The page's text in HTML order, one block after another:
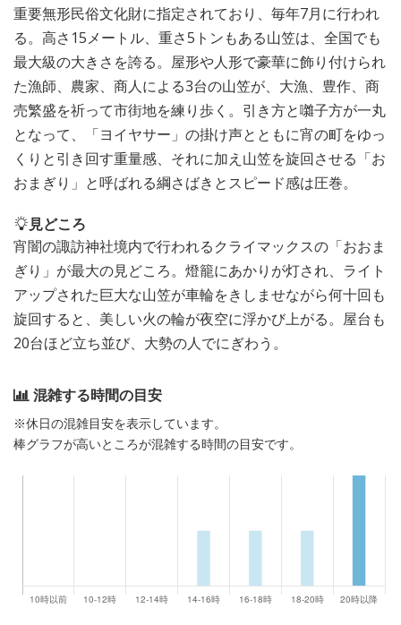
重要無形民俗文化財に指定されており、毎年7月に行われ
る。高さ15メートル、重さ5トンもある山笠は、全国でも
最大級の大きさを誇る。屋形や人形で豪華に飾り付けられ
た漁師、農家、商人による3台の山笠が、大漁、豊作、商
売繁盛を祈って市街地を練り歩く。引き方と囃子方が一丸
となって、「ヨイヤサー」の掛け声とともに宵の町をゆっ
くりと引き回す重量感、それに加え山笠を旋回させる「お
おまぎり」と呼ばれる綱さばきとスピード感は圧巻。
見どころ
宵闇の諏訪神社境内で行われるクライマックスの「おおま
ぎり」が最大の見どころ。燈籠にあかりが灯され、ライト
アップされた巨大な山笠が車輪をきしませながら何十回も
旋回すると、美しい火の輪が夜空に浮かび上がる。屋台も
20台ほど立ち並び、大勢の人でにぎわう。
混雑する時間の目安
※休日の混雑目安を表示しています。
棒グラフが高いところが混雑する時間の目安です。